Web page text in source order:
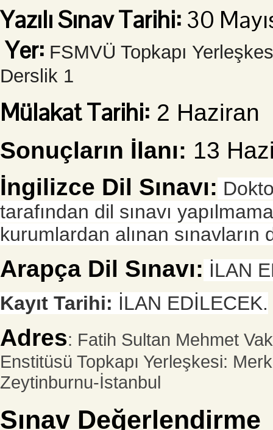
Yazılı Sınav Tarihi: 30
Yer: FSMVÜ Topkapı
Derslik 1
Mülakat Tarihi: 2 Haziran
Sonuçların İlanı: 13
İngilizce Dil Sınavı:
tarafından dil sınavı
kurumlardan alınan sınavların
Arapça Dil Sınavı: İLAN
Kayıt Tarihi: İLAN EDİLECEK.
Adres: Fatih Sultan Mehmet
Enstitüsü Topkapı Yerleşkesi:
Zeytinburnu-İstanbul
Sınav Değerlendirme